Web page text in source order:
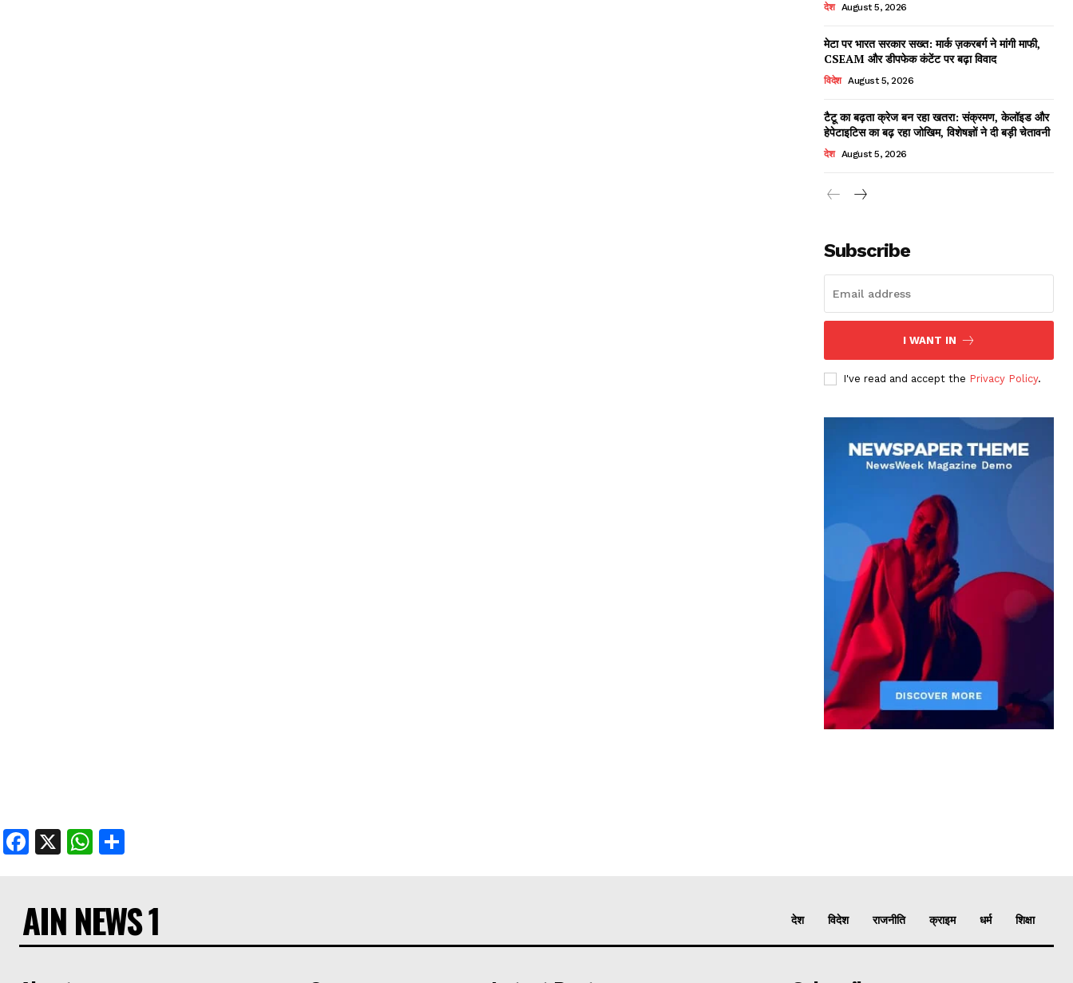
देश August 5, 2026
मेटा पर भारत सरकार सख्त: मार्क ज़करबर्ग ने मांगी माफी,
CSEAM और डीपफेक कंटेंट पर बढ़ा विवाद
विदेश August 5, 2026
टैटू का बढ़ता क्रेज बन रहा खतरा: संक्रमण, केलॉइड और
हेपेटाइटिस का बढ़ रहा जोखिम, विशेषज्ञों ने दी बड़ी चेतावनी
देश August 5, 2026
Subscribe
I WANT IN
I've read and accept the Privacy Policy.
Facebook
X WhatsApp
AIN NEWS 1 देश विदेश राजनीति क्राइम धर्म शिक्षा